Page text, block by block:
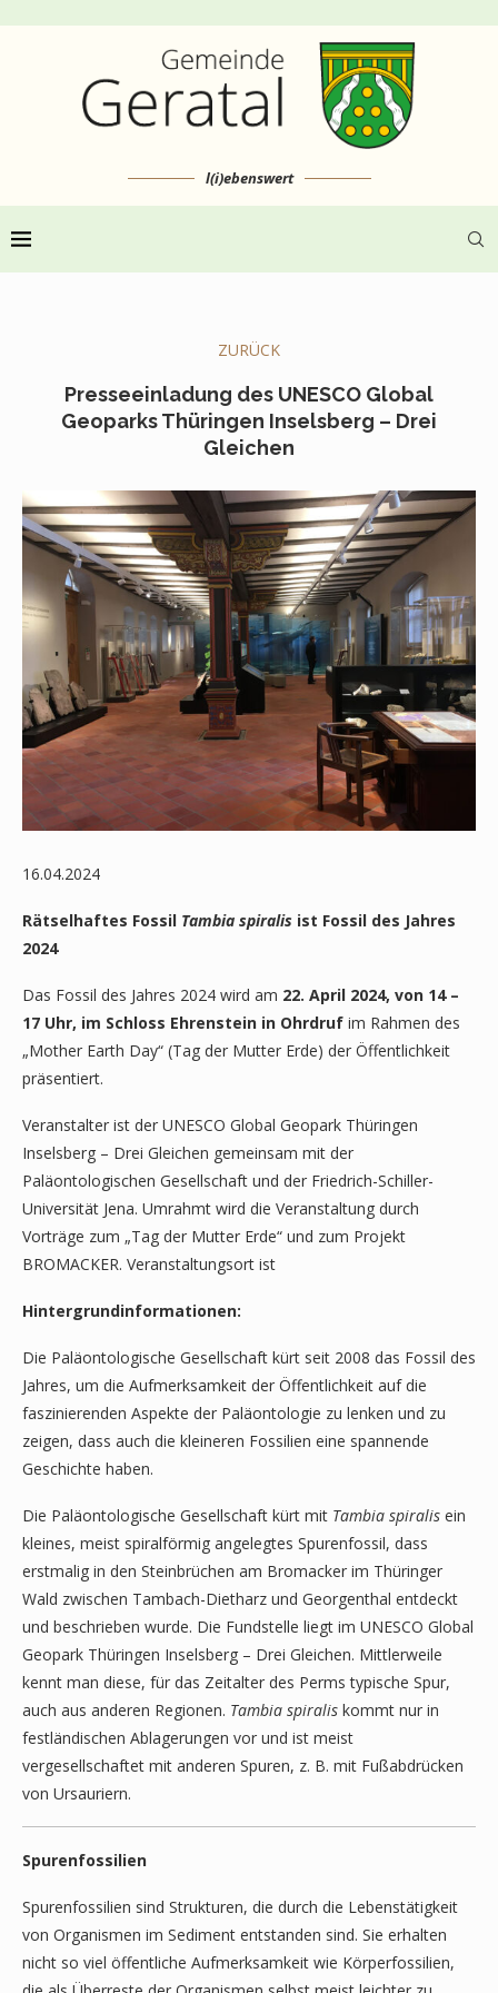
l(i)ebenswert
ZURÜCK
Presseeinladung des UNESCO Global
Geoparks Thüringen Inselsberg – Drei
Gleichen
16.04.2024
Rätselhaftes Fossil Tambia spiralis ist Fossil des Jahres
2024
Das Fossil des Jahres 2024 wird am 22. April 2024, von 14 –
17 Uhr, im Schloss Ehrenstein in Ohrdruf im Rahmen des
„Mother Earth Day“ (Tag der Mutter Erde) der Öffentlichkeit
präsentiert.
Veranstalter ist der UNESCO Global Geopark Thüringen
Inselsberg – Drei Gleichen gemeinsam mit der
Paläontologischen Gesellschaft und der Friedrich-Schiller-
Universität Jena. Umrahmt wird die Veranstaltung durch
Vorträge zum „Tag der Mutter Erde“ und zum Projekt
BROMACKER. Veranstaltungsort ist
Hintergrundinformationen:
Die Paläontologische Gesellschaft kürt seit 2008 das Fossil des
Jahres, um die Aufmerksamkeit der Öffentlichkeit auf die
faszinierenden Aspekte der Paläontologie zu lenken und zu
zeigen, dass auch die kleineren Fossilien eine spannende
Geschichte haben.
Die Paläontologische Gesellschaft kürt mit Tambia spiralis ein
kleines, meist spiralförmig angelegtes Spurenfossil, dass
erstmalig in den Steinbrüchen am Bromacker im Thüringer
Wald zwischen Tambach-Dietharz und Georgenthal entdeckt
und beschrieben wurde. Die Fundstelle liegt im UNESCO Global
Geopark Thüringen Inselsberg – Drei Gleichen. Mittlerweile
kennt man diese, für das Zeitalter des Perms typische Spur,
auch aus anderen Regionen. Tambia spiralis kommt nur in
festländischen Ablagerungen vor und ist meist
vergesellschaftet mit anderen Spuren, z. B. mit Fußabdrücken
von Ursauriern.
Spurenfossilien
Spurenfossilien sind Strukturen, die durch die Lebenstätigkeit
von Organismen im Sediment entstanden sind. Sie erhalten
nicht so viel öffentliche Aufmerksamkeit wie Körperfossilien,